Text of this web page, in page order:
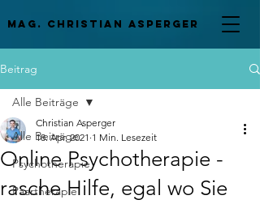
mag. Christian asperger
Beitrag
Alle Beiträge
Psychotherapie
Paartherapie
Alle Beiträge
Online Psychotherapie -
rasche Hilfe, egal wo Sie
Christian Asperger
18. Apr. 2021 1 Min. Lesezeit